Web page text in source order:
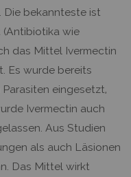
Die bekannteste ist
(Antibiotika wie
das Mittel Ivermectin
Es wurde bereits
eingesetzt,
Ivermectin auch
Aus Studien
als auch Läsionen
Das Mittel wirkt